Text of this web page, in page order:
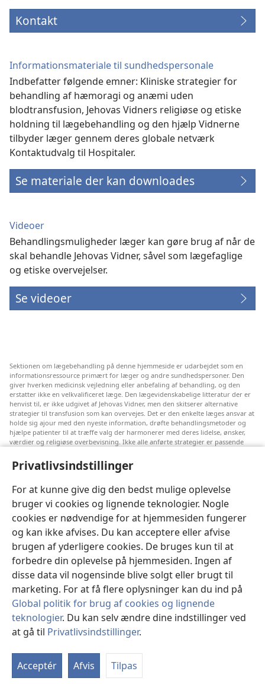
Privatlivsindstillinger
For at kunne give dig den bedst mulige oplevelse
bruger vi cookies og lignende teknologier. Nogle
cookies er nødvendige for at hjemmesiden fungerer
og kan ikke afvises. Du kan acceptere eller afvise
brugen af yderligere cookies. De bruges kun til at
forbedre din oplevelse på hjemmesiden. Ingen af
disse data vil nogensinde blive solgt eller brugt til
marketing. For at få flere oplysninger kan du ind på
Global politik for brug af cookies og lignende
teknologier. Du kan selv ændre dine indstillinger ved
at gå til Privatlivsindstillinger.
Acceptér Afvis Tilpas
Kontakt
Informationsmateriale til sundhedspersonale
Indbefatter følgende emner: Kliniske strategier for
behandling af hæmoragi og anæmi uden
blodtransfusion, Jehovas Vidners religiøse og etiske
holdning til lægebehandling og den hjælp Vidnerne
tilbyder læger gennem deres globale netværk
Kontaktudvalg til Hospitaler.
Se materiale der kan downloades
Videoer
Behandlingsmuligheder læger kan gøre brug af når de
skal behandle Jehovas Vidner, såvel som lægefaglige
og etiske overvejelser.
Se videoer
Sektionen om lægebehandling på denne hjemmeside er udarbejdet som en
informationsressource primært for læger og andre sundhedspersoner. Den
giver hverken medicinsk vejledning eller anbefaling af behandling, og den
erstatter ikke en velkvalificeret læge. Den lægevidenskabelige litteratur der er
henvist til, er ikke udgivet af Jehovas Vidner, men den skitserer alternative
strategier til transfusion som kan overvejes. Det er den enkelte læges ansvar at
holde sig ajour med den nyeste information, drøfte behandlingsmetoder og
hjælpe patienter til at træffe valg der harmonerer med deres lidelse, ønsker,
værdier og religiøse overbevisning. Ikke alle anførte strategier er passende
Til patienter: Søg altid råd hos din egen læge eller den behandlingsansvarlige
hvis du har mistanke om at du er syg.
Denne hjemmeside reguleres efter dens anvendelsesvilkår.
Indstillinger for udseende
Copyright© 2026 Watch Tower Bible and Tract Society of Pennsylvania.
ANVENDELSESVILKÅR |PRIVATLIVSPOLITIK
PRIVATLIVSINDSTILLINGER